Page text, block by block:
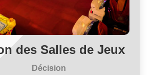
des Salles de Jeux
Décision